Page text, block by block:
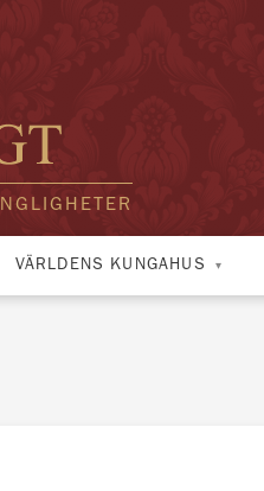
VÄRLDENS KUNGAHUS